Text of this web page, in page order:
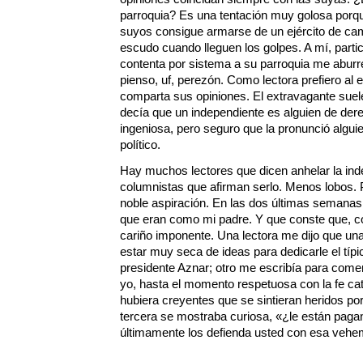
parroquia? Es una tentación muy golosa
suyos consigue armarse de un ejército de
escudo cuando lleguen los golpes. A mí,
contenta por sistema a su parroquia me
pienso, uf, perezón. Como lectora prefiero al
comparta sus opiniones. El extravagante
decía que un independiente es alguien de
ingeniosa, pero seguro que la pronunció
político.
Hay muchos lectores que dicen anhelar la
columnistas que afirman serlo. Menos lobos.
noble aspiración. En las dos últimas
que eran como mi padre. Y que conste que,
cariño imponente. Una lectora me dijo que
estar muy seca de ideas para dedicarle el
presidente Aznar; otro me escribía para
yo, hasta el momento respetuosa con la fe
hubiera creyentes que se sintieran heridos
tercera se mostraba curiosa, «¿le están
últimamente los defienda usted con esa